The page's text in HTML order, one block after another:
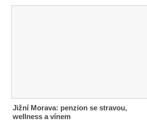
Jižní Morava: penzion se stravou,
wellness a vínem